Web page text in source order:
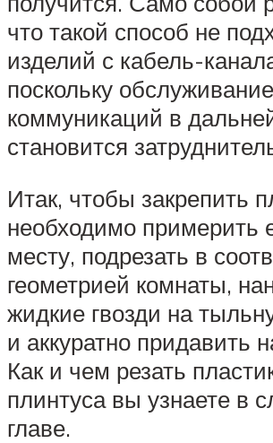
что такой способ не
изделий с кабель-
поскольку обслуживание
коммуникаций в
становится
Итак, чтобы закрепить
необходимо примерить
месту, подрезать в
геометрией комнаты,
жидкие гвозди на
и аккуратно придавить
Как и чем резать
плинтуса вы узнаете в
главе.